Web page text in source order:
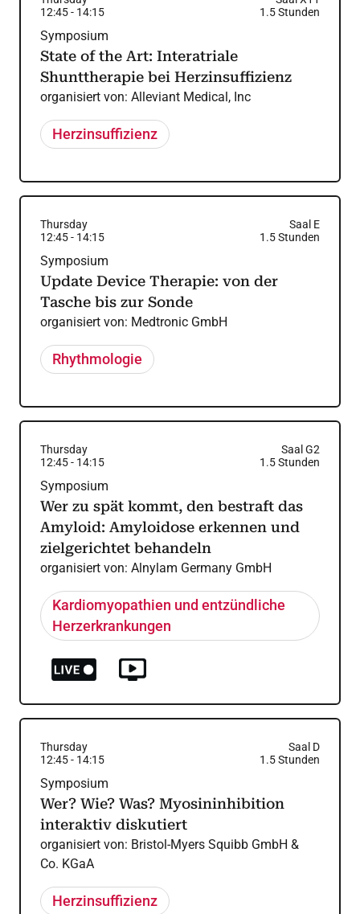
12:45- 14:15 1.5Stunden
Symposium
State of the Art: Interatriale
Shunttherapie bei Herzinsuffizienz
organisiert von: Alleviant Medical, Inc
Herzinsuffizienz
Thursday
Saal E
12:45- 14:15 1.5Stunden
Symposium
Update Device Therapie: von der
Tasche bis zur Sonde
organisiert von: Medtronic GmbH
Rhythmologie
Thursday
Saal G2
12:45- 14:15 1.5Stunden
Symposium
Wer zu spät kommt, den bestraft das
Amyloid: Amyloidose erkennen und
zielgerichtet behandeln
organisiert von: Alnylam Germany GmbH
Kardiomyopathien und entzündliche
Herzerkrankungen
Thursday
Saal D
12:45- 14:15 1.5Stunden
Symposium
Wer? Wie? Was? Myosininhibition
interaktiv diskutiert
organisiert von: Bristol-Myers Squibb GmbH &
Co. KGaA
Herzinsuffizienz